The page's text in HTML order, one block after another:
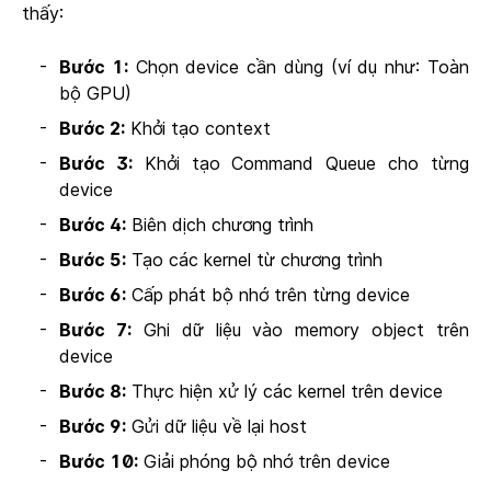
thấy:
Bước 1:Chọn device cần dùng (ví dụ như: Toàn
bộ GPU)
Bước 2: Khởi tạo context
Bước 3:Khởi tạo Command Queue cho từng
device
Bước 4: Biên dịch chương trình
Bước 5: Tạo các kernel từ chương trình
Bước 6: Cấp phát bộ nhớ trên từng device
Bước 7:Ghi dữ liệu vào memory object trên
device
Bước 8: Thực hiện xử lý các kernel trên device
Bước 9: Gửi dữ liệu về lại host
Bước 10: Giải phóng bộ nhớ trên device